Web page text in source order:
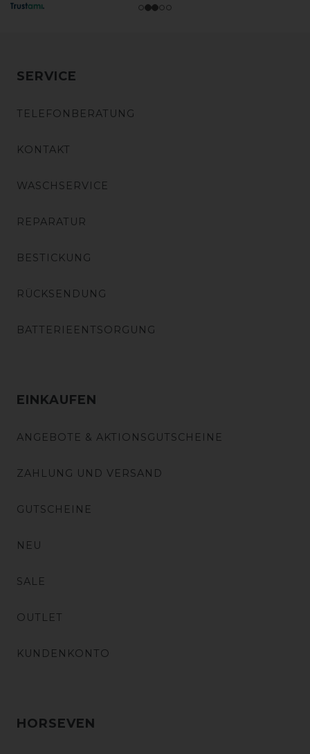
SERVICE
TELEFONBERATUNG
KONTAKT
WASCHSERVICE
REPARATUR
BESTICKUNG
RÜCKSENDUNG
BATTERIEENTSORGUNG
EINKAUFEN
ANGEBOTE & AKTIONSGUTSCHEINE
ZAHLUNG UND VERSAND
GUTSCHEINE
NEU
SALE
OUTLET
KUNDENKONTO
HORSEVEN